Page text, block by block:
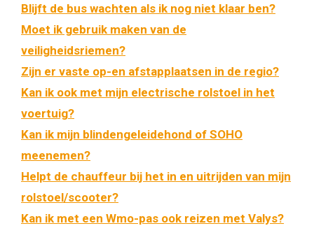
Blijft de bus wachten als ik nog niet klaar ben?
Moet ik gebruik maken van de
veiligheidsriemen?
Zijn er vaste op-en afstapplaatsen in de regio?
Kan ik ook met mijn electrische rolstoel in het
voertuig?
Kan ik mijn blindengeleidehond of SOHO
meenemen?
Helpt de chauffeur bij het in en uitrijden van mijn
rolstoel/scooter?
Kan ik met een Wmo-pas ook reizen met Valys?